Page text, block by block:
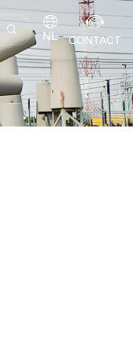
NL CONTACT